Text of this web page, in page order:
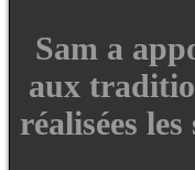
Sam a
aux
réalisées